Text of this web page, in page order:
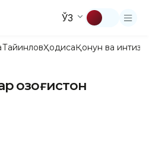
ЎЗ
ТайинловҲодисаҚонун ва
Қозоғистон